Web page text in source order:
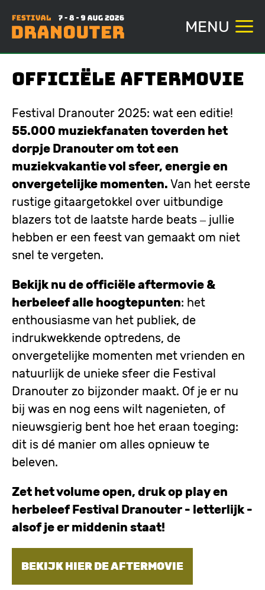
en
de
inhoud
gaan
MENU
Officiële aftermovie
Festival Dranouter 2025: wat een editie!
55.000 muziekfanaten toverden het
dorpje Dranouter om tot een
muziekvakantie vol sfeer, energie en
onvergetelijke momenten. Van het eerste
rustige gitaargetokkel over uitbundige
blazers tot de laatste harde beats – jullie
hebben er een feest van gemaakt om niet
snel te vergeten.
Bekijk nu de officiële aftermovie &
herbeleef alle hoogtepunten: het
enthousiasme van het publiek, de
indrukwekkende optredens, de
onvergetelijke momenten met vrienden en
natuurlijk de unieke sfeer die Festival
Dranouter zo bijzonder maakt. Of je er nu
bij was en nog eens wilt nagenieten, of
nieuwsgierig bent hoe het eraan toeging:
dit is dé manier om alles opnieuw te
beleven.
Zet het volume open, druk op play en
herbeleef Festival Dranouter - letterlijk -
alsof je er middenin staat!
BEKIJK HIER DE AFTERMOVIE